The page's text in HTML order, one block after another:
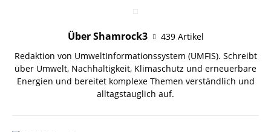
Über Shamrock3
439 Artikel
Redaktion von UmweltInformationssystem (UMFIS). Schreibt
über Umwelt, Nachhaltigkeit, Klimaschutz und erneuerbare
Energien und bereitet komplexe Themen verständlich und
alltagstauglich auf.